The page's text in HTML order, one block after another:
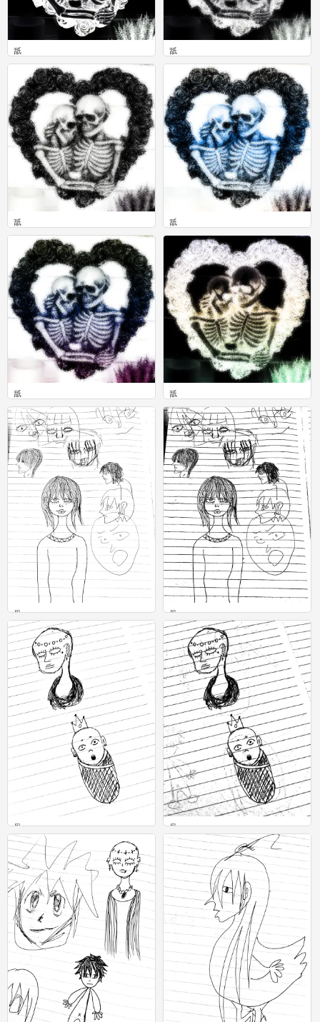
舐
0
舐
0
舐
0
舐
0
骨
0
骨
0
舐
0
舐
0
骨
0
骨
0